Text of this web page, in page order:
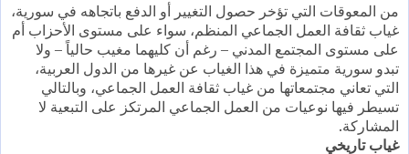
من المعوقات التي تؤخر حصول التغيير أو الدفع باتجاهه في سورية،
غياب ثقافة العمل الجماعي المنظم، سواء على مستوى الأحزاب أم
على مستوى المجتمع المدني – رغم أن كليهما مغيب حالياً – ولا
تبدو سورية متميزة في هذا الغياب عن غيرها من الدول العربية،
التي تعاني مجتمعاتها من غياب ثقافة العمل الجماعي، وبالتالي
تسيطر فيها نوعيات من العمل الجماعي المرتكز على التبعية لا
المشاركة.
غياب تاريخي